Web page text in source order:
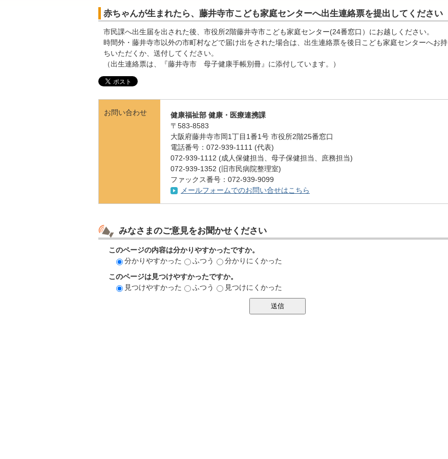
赤ちゃんが生まれたら、藤井寺市こども家庭センターへ出生連絡票を提出してください
市民課へ出生届を出された後、市役所2階藤井寺市こども家庭センター(24番窓口）にお越しください。
時間外・藤井寺市以外の市町村などで届け出をされた場合は、出生連絡票を後日こども家庭センターへお持
ちいただくか、送付してください。
（出生連絡票は、『藤井寺市 母子健康手帳別冊』に添付しています。）
お問い合わせ
健康福祉部 健康・医療連携課
〒583-8583
大阪府藤井寺市岡1丁目1番1号 市役所2階25番窓口
電話番号：072-939-1111 (代表)
072-939-1112 (成人保健担当、母子保健担当、庶務担当)
072-939-1352 (旧市民病院整理室)
ファックス番号：072-939-9099
メールフォームでのお問い合せはこちら
みなさまのご意見をお聞かせください
このページの内容は分かりやすかったですか。
分かりやすかった
ふつう
分かりにくかった
このページは見つけやすかったですか。
見つけやすかった
ふつう 見つけにくかった